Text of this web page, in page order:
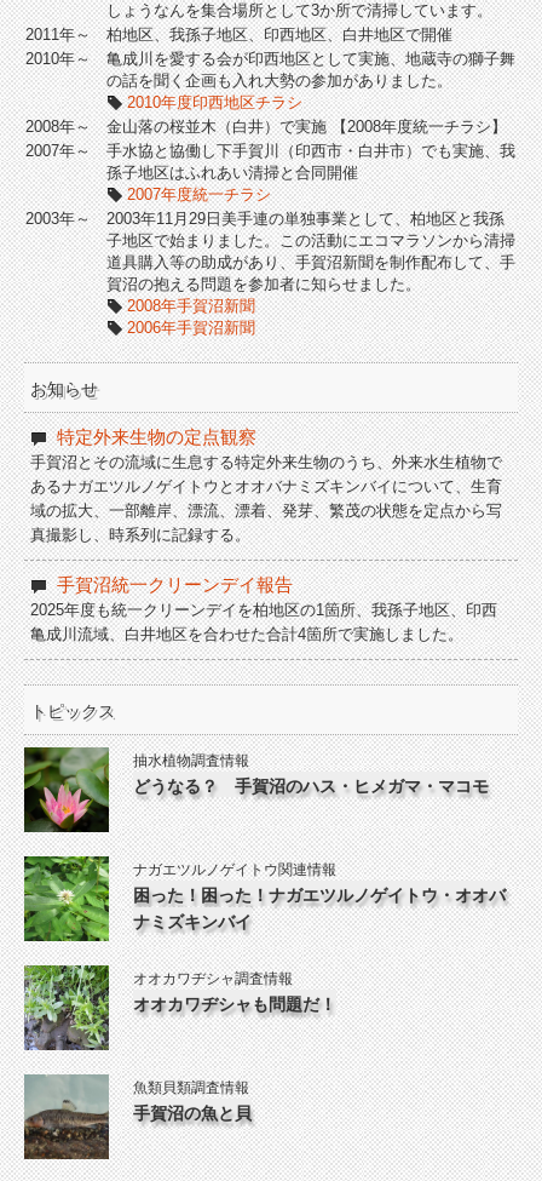
しょうなんを集合場所として3か所で清掃しています。
2011年～
柏地区、我孫子地区、印西地区、白井地区で開催
2010年～
亀成川を愛する会が印西地区として実施、地蔵寺の獅子舞
の話を聞く企画も入れ大勢の参加がありました。
2010年度印西地区チラシ
2008年～
金山落の桜並木（白井）で実施 【2008年度統一チラシ】
2007年～
手水協と協働し下手賀川（印西市・白井市）でも実施、我
孫子地区はふれあい清掃と合同開催
2007年度統一チラシ
2003年～
2003年11月29日美手連の単独事業として、柏地区と我孫
子地区で始まりました。この活動にエコマラソンから清掃
道具購入等の助成があり、手賀沼新聞を制作配布して、手
賀沼の抱える問題を参加者に知らせました。
2008年手賀沼新聞
2006年手賀沼新聞
お知らせ
特定外来生物の定点観察
手賀沼とその流域に生息する特定外来生物のうち、外来水生植物で
あるナガエツルノゲイトウとオオバナミズキンバイについて、生育
域の拡大、一部離岸、漂流、漂着、発芽、繁茂の状態を定点から写
真撮影し、時系列に記録する。
手賀沼統一クリーンデイ報告
2025年度も統一クリーンデイを柏地区の1箇所、我孫子地区、印西
亀成川流域、白井地区を合わせた合計4箇所で実施しました。
トピックス
抽水植物調査情報
どうなる？ 手賀沼のハス・ヒメガマ・マコモ
ナガエツルノゲイトウ関連情報
困った！困った！ナガエツルノゲイトウ・オオバ
ナミズキンバイ
オオカワヂシャ調査情報
オオカワヂシャも問題だ！
魚類貝類調査情報
手賀沼の魚と貝